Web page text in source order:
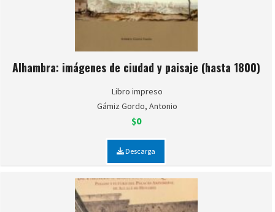
Alhambra: imágenes de ciudad y paisaje (hasta 1800)
Libro impreso
Gámiz Gordo, Antonio
$0
Descarga